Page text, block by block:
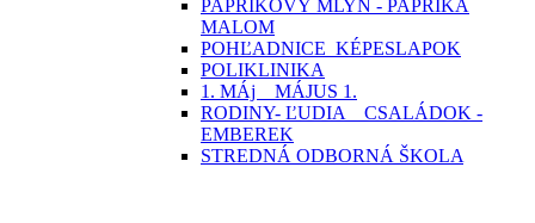
PAPRIKOVÝ MLYN - PAPRIKA
MALOM
POHĽADNICE_KÉPESLAPOK
POLIKLINIKA
1. MÁj _ MÁJUS 1.
RODINY- ĽUDIA _ CSALÁDOK -
EMBEREK
STREDNÁ ODBORNÁ ŠKOLA